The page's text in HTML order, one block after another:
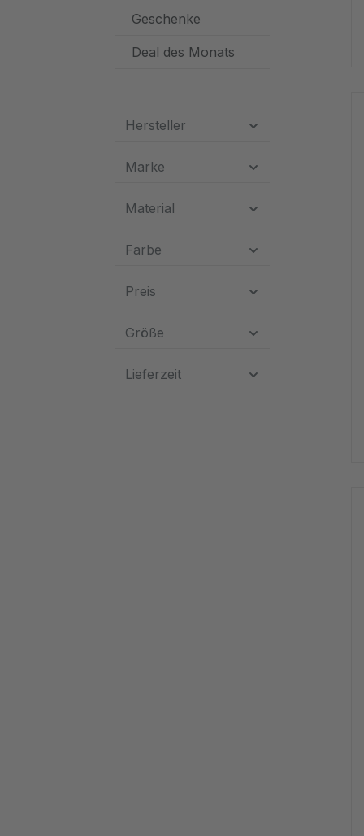
Geschenke
Deal des Monats
Hersteller
Marke
Material
Farbe
Preis
Größe
Lieferzeit